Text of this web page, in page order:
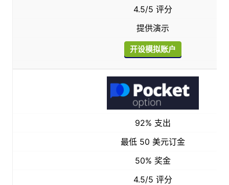
4.5/5 评分
提供演示
开设模拟账户
92% 支出
最低 50 美元订金
50% 奖金
4.5/5 评分